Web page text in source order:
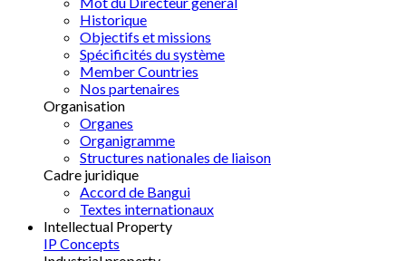
Historique
Objectifs et missions
Spécificités du système
Member Countries
Nos partenaires
Organisation
Organes
Organigramme
Structures nationales de liaison
Cadre juridique
Accord de Bangui
Textes internationaux
Intellectual Property
IP Concepts